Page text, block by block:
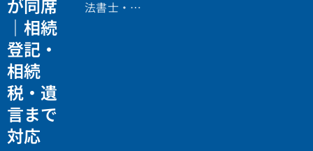
が同席
｜相続
登記・
相続
税・遺
言まで
対応
法書士・税